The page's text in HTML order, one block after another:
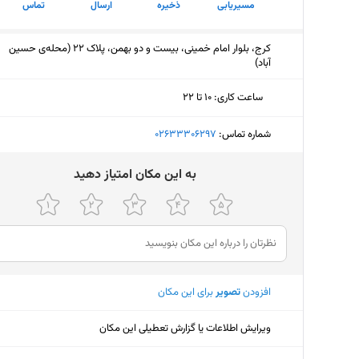
مسیریابی ذخیره ارسال تماس
کرج، بلوار امام خمینی، بیست و دو بهمن، پلاک 22 (محله‌ی حسین
آباد)
ساعت کاری: ۱۰ تا ۲۲
دوشنبه (امروز)
پنجشنبه
۱۰ تا ۲۲:۳۰
جمعه
۱۰ تا ۴ بامداد
شنبه
یکشنبه
شماره تماس: ‎02633306297
ﺑﻪ اﯾﻦ ﻣﮑﺎن اﻣﺘﯿﺎز دﻫﯿﺪ
افزودنتصویربرای این مکان
ویرایش اطلاعات یا گزارش تعطیلی این مکان